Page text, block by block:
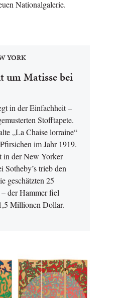
Nationalgalerie.
YORK
um Matisse bei
in der Einfachheit –
Stofftapete.
„La Chaise lorraine“
im Jahr 1919.
in der New Yorker
Sotheby’s trieb den
geschätzten 25
der Hammer fiel
Millionen Dollar.